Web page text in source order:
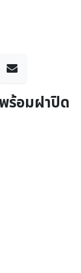
ร้อมฝาปิด